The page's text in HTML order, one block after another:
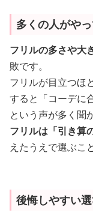
多くの人がや
フリルの多さや大
敗です。
フリルが目立つほ
すると「コーデに
という声が多く聞
フリルは「引き算
えたうえで選ぶこ
後悔しやすい